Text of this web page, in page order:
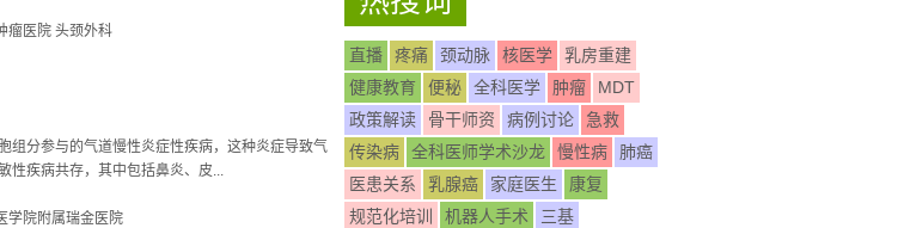
瘤医院 头颈外科
组分参与的气道慢性炎症性疾病，这种炎症导致气
性疾病共存，其中包括鼻炎、皮...
学院附属瑞金医院
直播 疼痛 颈动脉 核医学
乳房重建
健康教育
便秘 全科医学 肿瘤
MDT
政策解读
骨干师资 病例讨论
急救
传染病
全科医师学术沙龙 慢性病
肺癌
医患关系
乳腺癌 家庭医生
康复
规范化培训
机器人手术 三基